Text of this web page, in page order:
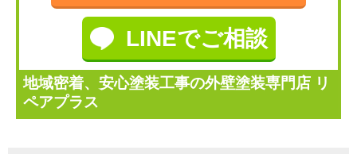
LINEでご相談
地域密着、安心塗装工事の外壁塗装専門店 リ
ペアプラス